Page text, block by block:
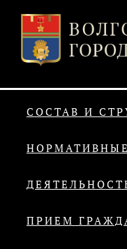
СОСТАВ И
ПРИЕМ